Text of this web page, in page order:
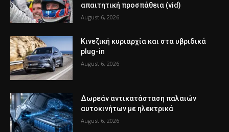
απαιτητική προσπάθεια (vid)
August 6, 2026
Κινεζική κυριαρχία και στα υβριδικά
plug-in
August 6, 2026
Δωρεάν αντικατάσταση παλαιών
αυτοκινήτων με ηλεκτρικά
August 6, 2026